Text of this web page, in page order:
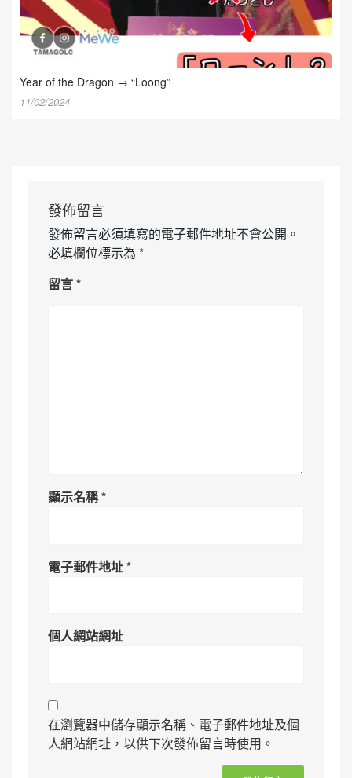
Year of the Dragon → “Loong”
11/02/2024
發佈留言
發佈留言必須填寫的電子郵件地址不會公開。
必填欄位標示為 *
留言*
顯示名稱*
電子郵件地址*
個人網站網址
在瀏覽器中儲存顯示名稱、電子郵件地址及個
人網站網址，以供下次發佈留言時使用。